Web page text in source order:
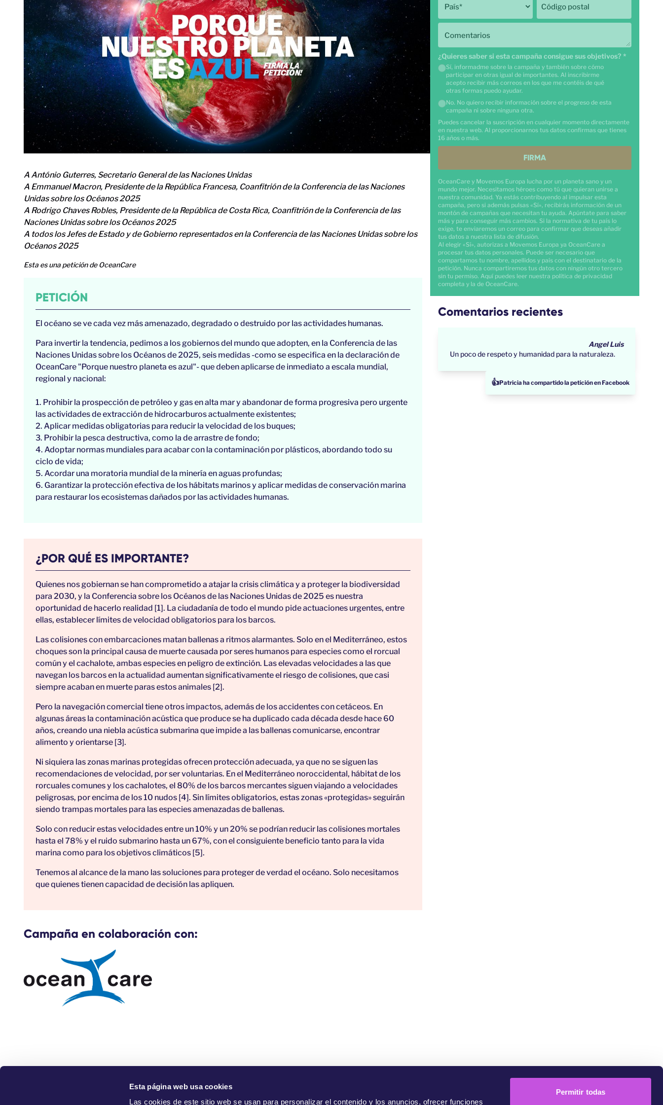
Esta página web usa cookies
Las cookies de este sitio web se usan para personalizar el contenido y los anuncios, ofrecer funciones
Permitir todas
A António Guterres, Secretario General de las Naciones Unidas
A Emmanuel Macron, Presidente de la República Francesa, Coanfitrión de la Conferencia de las Naciones
Unidas sobre los Océanos 2025
A Rodrigo Chaves Robles, Presidente de la República de Costa Rica, Coanfitrión de la Conferencia de las
Naciones Unidas sobre los Océanos 2025
A todos los Jefes de Estado y de Gobierno representados en la Conferencia de las Naciones Unidas sobre los
Océanos 2025
Esta es una petición de OceanCare
PETICIÓN
El océano se ve cada vez más amenazado, degradado o destruido por las actividades humanas.
Para invertir la tendencia, pedimos a los gobiernos del mundo que adopten, en la Conferencia de las
Naciones Unidas sobre los Océanos de 2025, seis medidas -como se especifica en la declaración de
OceanCare "Porque nuestro planeta es azul"- que deben aplicarse de inmediato a escala mundial,
regional y nacional:
1. Prohibir la prospección de petróleo y gas en alta mar y abandonar de forma progresiva pero urgente
las actividades de extracción de hidrocarburos actualmente existentes;
2. Aplicar medidas obligatorias para reducir la velocidad de los buques;
3. Prohibir la pesca destructiva, como la de arrastre de fondo;
4. Adoptar normas mundiales para acabar con la contaminación por plásticos, abordando todo su
ciclo de vida;
5. Acordar una moratoria mundial de la minería en aguas profundas;
6. Garantizar la protección efectiva de los hábitats marinos y aplicar medidas de conservación marina
para restaurar los ecosistemas dañados por las actividades humanas.
¿POR QUÉ ES IMPORTANTE?
Quienes nos gobiernan se han comprometido a atajar la crisis climática y a proteger la biodiversidad
para 2030, y la Conferencia sobre los Océanos de las Naciones Unidas de 2025 es nuestra
oportunidad de hacerlo realidad [1]. La ciudadanía de todo el mundo pide actuaciones urgentes, entre
ellas, establecer límites de velocidad obligatorios para los barcos.
Las colisiones con embarcaciones matan ballenas a ritmos alarmantes. Solo en el Mediterráneo, estos
choques son la principal causa de muerte causada por seres humanos para especies como el rorcual
común y el cachalote, ambas especies en peligro de extinción. Las elevadas velocidades a las que
navegan los barcos en la actualidad aumentan significativamente el riesgo de colisiones, que casi
siempre acaban en muerte paras estos animales [2].
Pero la navegación comercial tiene otros impactos, además de los accidentes con cetáceos. En
algunas áreas la contaminación acústica que produce se ha duplicado cada década desde hace 60
años, creando una niebla acústica submarina que impide a las ballenas comunicarse, encontrar
alimento y orientarse [3].
Ni siquiera las zonas marinas protegidas ofrecen protección adecuada, ya que no se siguen las
recomendaciones de velocidad, por ser voluntarias. En el Mediterráneo noroccidental, hábitat de los
rorcuales comunes y los cachalotes, el 80% de los barcos mercantes siguen viajando a velocidades
peligrosas, por encima de los 10 nudos [4]. Sin límites obligatorios, estas zonas «protegidas» seguirán
siendo trampas mortales para las especies amenazadas de ballenas.
Solo con reducir estas velocidades entre un 10% y un 20% se podrían reducir las colisiones mortales
hasta el 78% y el ruido submarino hasta un 67%, con el consiguiente beneficio tanto para la vida
marina como para los objetivos climáticos [5].
Tenemos al alcance de la mano las soluciones para proteger de verdad el océano. Solo necesitamos
que quienes tienen capacidad de decisión las apliquen.
Campaña en colaboración con:
País* Código postal
Comentarios
¿Quieres saber si esta campaña consigue sus objetivos? *
Sí, informadme sobre la campaña y también sobre cómo
participar en otras igual de importantes. Al inscribirme
acepto recibir más correos en los que me contéis de qué
otras formas puedo ayudar.
No. No quiero recibir información sobre el progreso de esta
campaña ni sobre ninguna otra.
Puedes cancelar la suscripción en cualquier momento directamente
en nuestra web. Al proporcionarnos tus datos confirmas que tienes
16 años o más.
FIRMA
OceanCare y Movemos Europa lucha por un planeta sano y un
mundo mejor. Necesitamos héroes como tú que quieran unirse a
nuestra comunidad. Ya estás contribuyendo al impulsar esta
campaña, pero si además pulsas «Sí», recibirás información de un
montón de campañas que necesitan tu ayuda. Apúntate para saber
más y para conseguir más cambios. Si la normativa de tu país lo
exige, te enviaremos un correo para confirmar que deseas añadir
tus datos a nuestra lista de difusión.
Al elegir «Sí», autorizas a Movemos Europa ya OceanCare a
procesar tus datos personales. Puede ser necesario que
compartamos tu nombre, apellidos y país con el destinatario de la
petición. Nunca compartiremos tus datos con ningún otro tercero
sin tu permiso. Aquípuedes leer nuestra política de privacidad
completa y la de OceanCare.
Comentarios recientes
Angel Luis
Un poco de respeto y humanidad para la naturaleza.
👍Tomás ha compartido la petición en Facebook
¿Quiénes Somos?